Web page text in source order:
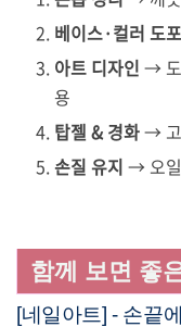
베이스·컬러 도포
아트 디자인 → 도
용
탑젤 & 경화→ 고
손질 유지 → 오
함께 보면 좋
[네일아트] - 손끝